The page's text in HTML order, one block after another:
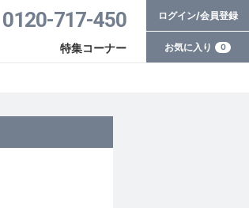
0120-717-450
特集コーナー
ログイン/会員登録
お気に入り 0